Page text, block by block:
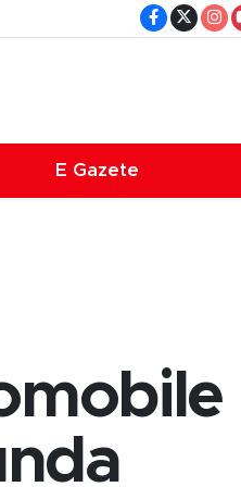
E Gazete